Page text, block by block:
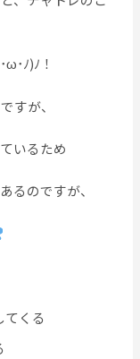
･ﾉ)ﾉ！
すが、
いるため
るのですが、
くる